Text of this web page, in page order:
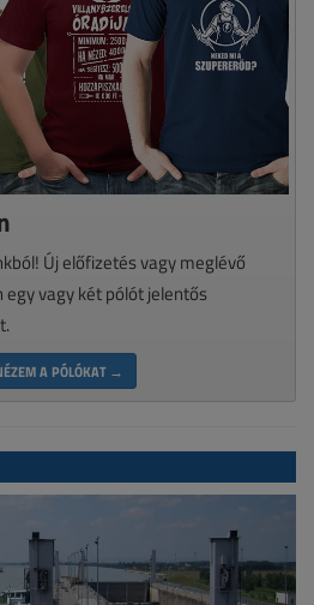
Új előfizetés vagy meglévő
vagy két pólót jelentős
A PÓLÓKAT →